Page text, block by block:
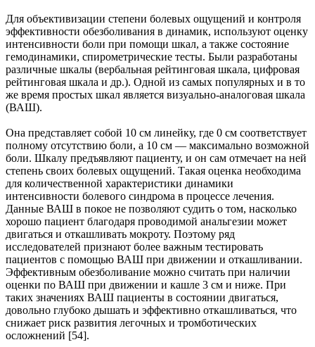
Для объективизации степени болевых ощущений и контроля
эффективности обезболивания в динамик, используют оценку
интенсивности боли при помощи шкал, а также состояние
гемодинамики, спирометрические тесты. Были разработаны
различные шкалы (вербальная рейтинговая шкала, цифровая
рейтинговая шкала и др.). Одной из самых популярных и в то
же время простых шкал является визуально-аналоговая шкала
(ВАШ).
Она представляет собой 10 см линейку, где 0 см соответствует
полному отсутствию боли, а 10 см — максимально возможной
боли. Шкалу предъявляют пациенту, и он сам отмечает на ней
степень своих болевых ощущений. Такая оценка необходима
для количественной характеристики динамики
интенсивности болевого синдрома в процессе лечения.
Данные ВАШ в покое не позволяют судить о том, насколько
хорошо пациент благодаря проводимой анальгезии может
двигаться и откашливать мокроту. Поэтому ряд
исследователей признают более важным тестировать
пациентов с помощью ВАШ при движении и откашливании.
Эффективным обезболивание можно считать при наличии
оценки по ВАШ при движении и кашле 3 см и ниже. При
таких значениях ВАШ пациенты в состоянии двигаться,
довольно глубоко дышать и эффективно откашливаться, что
снижает риск развития легочных и тромботических
осложнений [54].